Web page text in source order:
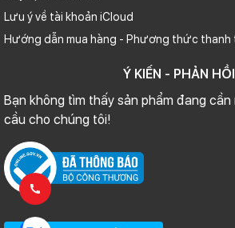
Lưu ý về tài khoản iCloud
Hướng dẫn mua hàng - Phương thức thanh
Ý KIẾN - PHẢN HỒI
Bạn không tìm thấy sản phẩm đang cần
cầu cho chúng tôi!